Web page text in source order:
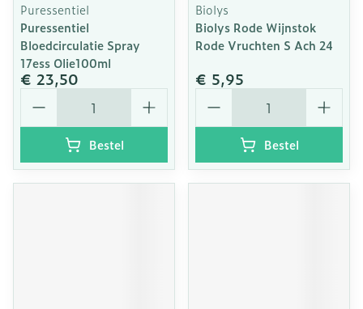
Puressentiel
Puressentiel
Bloedcirculatie Spray
17ess Olie100ml
€ 23,50
Aantal
Bestel
Biolys
Biolys Rode Wijnstok
Rode Vruchten S Ach 24
€ 5,95
Aantal
Bestel